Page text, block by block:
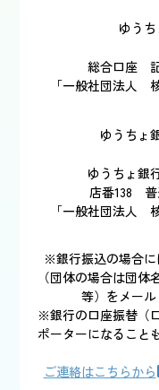
ゆう
総合口座
「一般社団法人
ゆうちょ
ゆうちょ銀
店番138
「一般社団法人
※銀行振込の場合に
（団体の場合は団
等）をメール
※銀行の口座振替（
ポーターになること
ご連絡はこちらから